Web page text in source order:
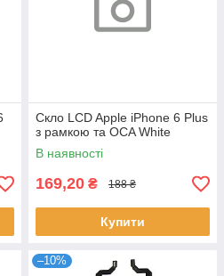
Скло LCD Apple iPhone 6 Plus
з рамкою та OCA White
В наявності
169,20 ₴ 188 ₴
Купити
–10%